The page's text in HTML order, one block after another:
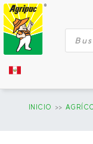
Ir
al
contenido
INICIO >>